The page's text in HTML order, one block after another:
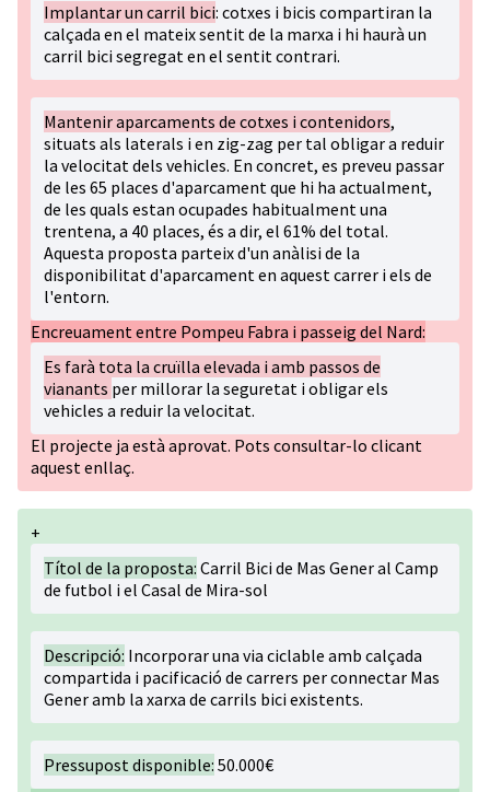
Implantar un carril bici: cotxes i bicis compartiran la
calçada en el mateix sentit de la marxa i hi haurà un
carril bici segregat en el sentit contrari.
Mantenir aparcaments de cotxes i contenidors,
situats als laterals i en zig-zag per tal obligar a reduir
la velocitat dels vehicles. En concret, es preveu passar
de les 65 places d'aparcament que hi ha actualment,
de les quals estan ocupades habitualment una
trentena, a 40 places, és a dir, el 61% del total.
Aquesta proposta parteix d'un anàlisi de la
disponibilitat d'aparcament en aquest carrer i els de
l'entorn.
Encreuament entre Pompeu Fabra i passeig del Nard:
Es farà tota la cruïlla elevada i amb passos de
vianants per millorar la seguretat i obligar els
vehicles a reduir la velocitat.
El projecte ja està aprovat. Pots consultar-lo clicant
aquest enllaç.
+
Títol de la proposta: Carril Bici de Mas Gener al Camp
de futbol i el Casal de Mira-sol
Descripció: Incorporar una via ciclable amb calçada
compartida i pacificació de carrers per connectar Mas
Gener amb la xarxa de carrils bici existents.
Pressupost disponible: 50.000€